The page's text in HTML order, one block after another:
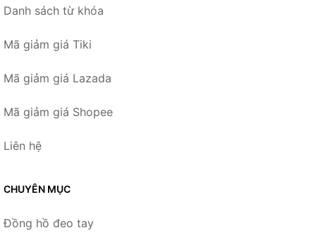
Danh sách từ khóa
Mã giảm giá Tiki
Mã giảm giá Lazada
Mã giảm giá Shopee
Liên hệ
CHUYÊN MỤC
Đồng hồ đeo tay